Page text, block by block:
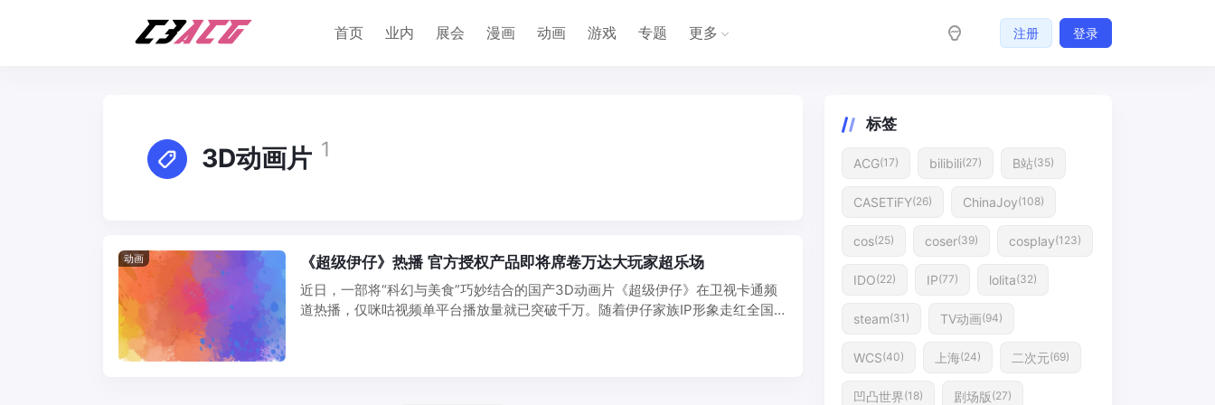
首页 业内 展会 漫画 动画 游戏 专题 更多 注册 登录
3D动画片 1
动画 《超级伊仔》热播 官方授权产品即将席卷万达大玩家超乐场
近日，一部将“科幻与美食”巧妙结合的国产3D动画片《超级伊仔》在卫视卡通频
道热播，仅咪咕视频单平台播放量就已突破千万。随着伊仔家族IP形象走红全国，
标签
ACG(17) bilibili(27) B站(35)
CASETiFY(26) ChinaJoy(108)
cos(25) coser(39) cosplay(123)
IDO(22) IP(77) lolita(32)
steam(31) TV动画(94)
WCS(40) 上海(24) 二次元(69)
凹凸世界(18) 剧场版(27)